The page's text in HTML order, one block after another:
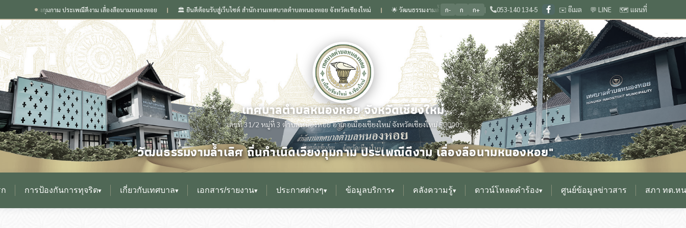
ยงกุมกาม ประเพณีดีงาม เลื่องลือนามหนองหอย ❙ 🏛️ ยินดีต้อนรับสู่เว็บไซต์ สำนักงานเทศบาลตำบลหนองหอย จังหวัดเชียงใหม่ ❙ 🌟 วัฒนธรรมงามล้ำเลิศ ถิ่นกำเนิดเวียงกุมกาม ประเพณีดีงาม เลื่องลือนามหนองหอย ❙ 🏛️ ยินดีต้อนรับสู่เว็บไซต์ สำนักงานเ
ก- ก ก+ | 053-140 134-5 ✉️ อีเมล 💬 LINE 🗺️ แผนที่
เทศบาลตำบลหนองหอย จังหวัดเชียงใหม่
เลขที่ 31/2 หมู่ที่ 3 ตำบลหนองหอย อำเภอเมืองเชียงใหม่ จังหวัดเชียงใหม่ 50000
"วัฒนธรรมงามล้ำเลิศ ถิ่นกำเนิดเวียงกุมกาม ประเพณีดีงาม เลื่องลือนามหนองหอย"
การป้องกันการทุจริต▾ เกี่ยวกับเทศบาล▾ เอกสาร/รายงาน▾ ประกาศต่างๆ▾ ข้อมูลบริการ▾ คลังความรู้▾ ดาวน์โหลดคำร้อง▾ ศูนย์ข้อมูลข่าวสาร สภา ทต.ห